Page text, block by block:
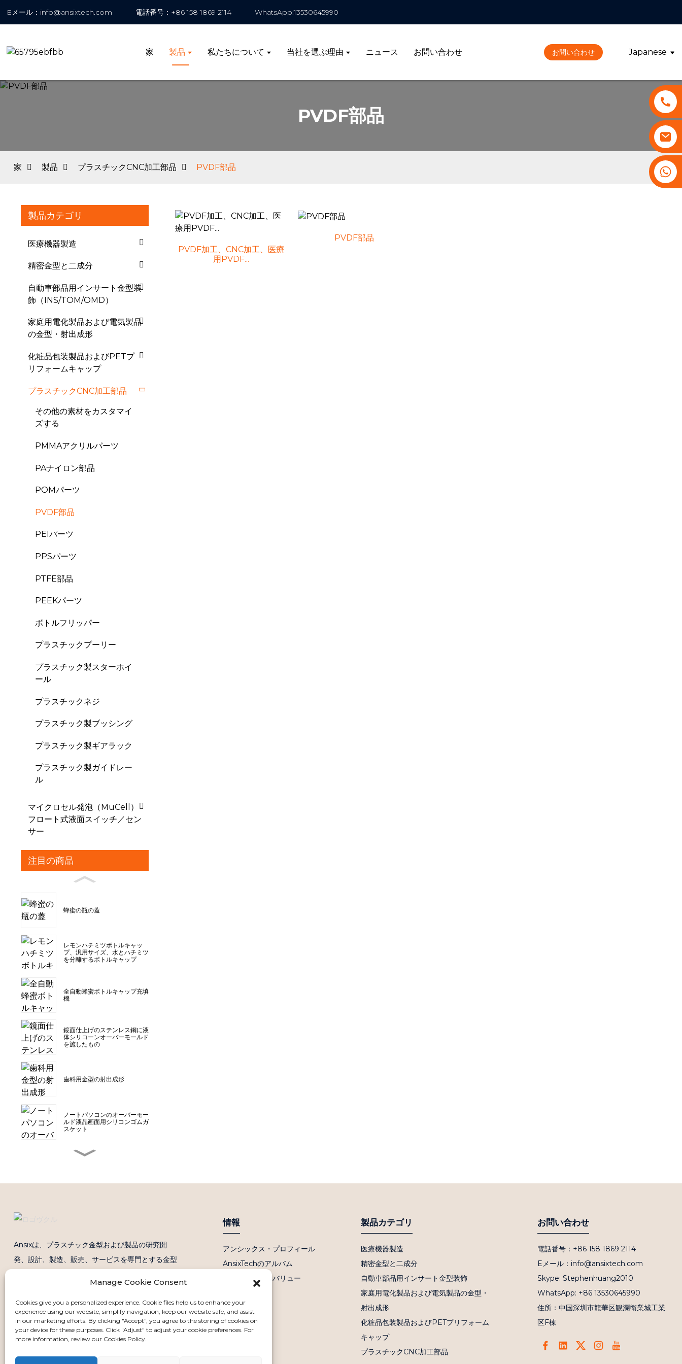
Eメール：info@ansixtech.com 電話番号：+86 158 1869 2114 WhatsApp:13530645990
家 製品 私たちについて 当社を選ぶ理由 ニュース お問い合わせ お問い合わせ Japanese
PVDF部品
家 製品 プラスチックCNC加工部品 PVDF部品
製品カテゴリ
医療機器製造
精密金型と二成分
自動車部品用インサート金型装
飾（INS/TOM/OMD）
家庭用電化製品および電気製品
の金型・射出成形
化粧品包装製品およびPETプ
リフォームキャップ
プラスチックCNC加工部品
その他の素材をカスタマイ
ズする
PMMAアクリルパーツ
PAナイロン部品
POMパーツ
PVDF部品
PEIパーツ
PPSパーツ
PTFE部品
PEEKパーツ
ボトルフリッパー
プラスチックプーリー
プラスチック製スターホイ
ール
プラスチックネジ
プラスチック製ブッシング
プラスチック製ギアラック
プラスチック製ガイドレー
ル
マイクロセル発泡（MuCell）
フロート式液面スイッチ／セン
サー
注目の商品
蜂蜜の瓶の蓋
レモンハチミツボトルキャッ
プ、汎用サイズ、水とハチミツ
を分離するボトルキャップ
全自動蜂蜜ボトルキャップ充填
機
鏡面仕上げのステンレス鋼に液
体シリコーンオーバーモールド
を施したもの
歯科用金型の射出成形
ノートパソコンのオーバーモー
ルド液晶画面用シリコンゴムガ
スケット
量産型ノートパソコン用Aカバ
リアドア下部ガードパネルは
PVDF加工、CNC加工、医療
用PVDF...
PVDF部品
Ansixは、プラスチック金型および製品の研究開
発、設計、製造、販売、サービスを専門とする金型
産拠点を有し、射出成形機を合計260台保有してい
ます。射出成形能力は最小30トンから最大2800ト
ンまで対応可能です。
情報
アンシックス・プロフィール
AnsixTechのアルバム
ビジョンとコアバリュー
ニュース
お問い合わせ
製品カテゴリ
医療機器製造
精密金型と二成分
自動車部品用インサート金型装飾
家庭用電化製品および電気製品の金型・
射出成形
化粧品包装製品およびPETプリフォーム
キャップ
プラスチックCNC加工部品
お問い合わせ
電話番号：+86 158 1869 2114
Eメール：info@ansixtech.com
Skype: Stephenhuang2010
WhatsApp: +86 13530645990
住所：中国深圳市龍華区観瀾衛業城工業
区F棟
Manage Cookie Consent
Cookies give you a personalized experience. Cookie files help us to enhance your
experience using our website, simplify navigation, keep our website safe, and assist
in our marketing efforts. By clicking "Accept", you agree to the storing of cookies on
your device for these purposes. Click "Adjust" to adjust your cookie preferences. For
more information, review our Cookies Policy.